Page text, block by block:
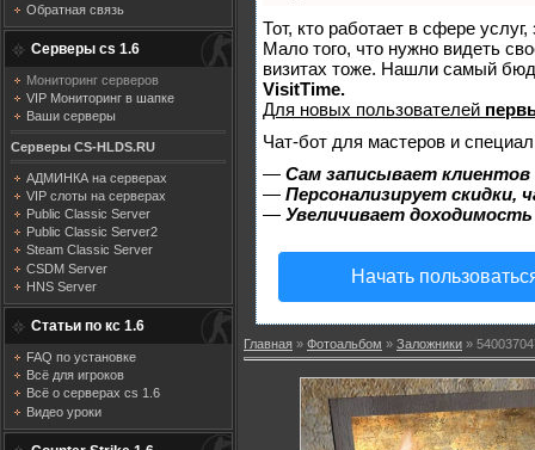
Обратная связь
Серверы cs 1.6
Мониторинг серверов
VIP Мониторинг в шапке
Ваши серверы
Серверы CS-HLDS.RU
АДМИНКА на серверах
VIP слоты на серверах
Public Classic Server
Public Classic Server2
Steam Classic Server
CSDM Server
HNS Server
Статьи по кс 1.6
FAQ по установке
Всё для игроков
Всё о серверах cs 1.6
Видео уроки
Тот, кто работает в сфере
Мало того, что нужно видеть
визитах тоже. Нашли самый
VisitTime.
Для новых пользователей
Чат-бот для мастеров и
— Сам записывает
— Персонализирует скидки,
— Увеличивает
Начать
Главная » Фотоальбом » Заложники »